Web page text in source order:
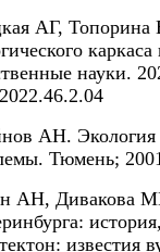
АГ,
науки.
АН. Экология
Тюмень;
АН, Дивакова
известия